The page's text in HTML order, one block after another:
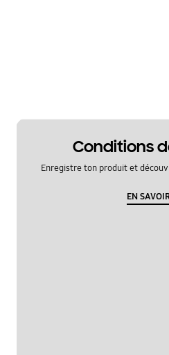
Conditions
Enregistre ton produit et
EN